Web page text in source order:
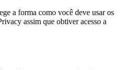
a forma como você deve usar os
assim que obtiver acesso a